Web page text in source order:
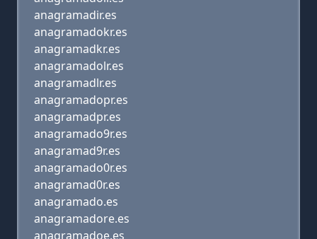
anagramadir.es
anagramadokr.es
anagramadkr.es
anagramadolr.es
anagramadlr.es
anagramadopr.es
anagramadpr.es
anagramado9r.es
anagramad9r.es
anagramado0r.es
anagramad0r.es
anagramado.es
anagramadore.es
anagramadoe.es